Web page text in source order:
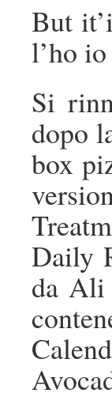
But
l’ho
Si
dopo
box
Daily
da Ali